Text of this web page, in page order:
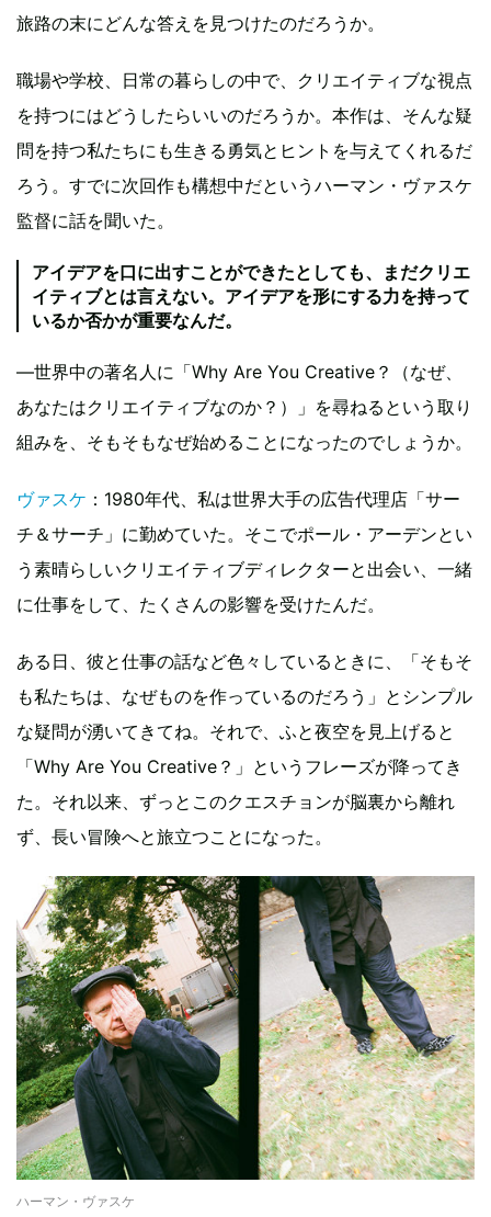
旅路の末にどんな答えを見つけたのだろうか。
職場や学校、日常の暮らしの中で、クリエイティブな視点
を持つにはどうしたらいいのだろうか。本作は、そんな疑
問を持つ私たちにも生きる勇気とヒントを与えてくれるだ
ろう。すでに次回作も構想中だというハーマン・ヴァスケ
監督に話を聞いた。
アイデアを口に出すことができたとしても、まだクリエ
イティブとは言えない。アイデアを形にする力を持って
いるか否かが重要なんだ。
―世界中の著名人に「Why Are You Creative？（なぜ、
あなたはクリエイティブなのか？）」を尋ねるという取り
組みを、そもそもなぜ始めることになったのでしょうか。
ヴァスケ ：1980年代、私は世界大手の広告代理店「サー
チ＆サーチ」に勤めていた。そこでポール・アーデンとい
う素晴らしいクリエイティブディレクターと出会い、一緒
に仕事をして、たくさんの影響を受けたんだ。
ある日、彼と仕事の話など色々しているときに、「そもそ
も私たちは、なぜものを作っているのだろう」とシンプル
な疑問が湧いてきてね。それで、ふと夜空を見上げると
「Why Are You Creative？」というフレーズが降ってき
た。それ以来、ずっとこのクエスチョンが脳裏から離れ
ず、長い冒険へと旅立つことになった。
ハーマン・ヴァスケ